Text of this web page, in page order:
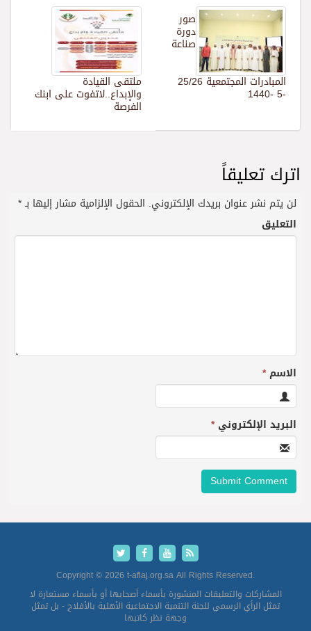
ملتقى القيادة
والإبداع..لاتفوت على ابنك
الفرصة
صور
دورة
صناعة
المبادرات المجتمعية 25/26
-5 -1440
اترك تعليقاً
لن يتم نشر عنوان بريدك الإلكتروني. الحقول الإلزامية مشار إليها بـ*
التعليق
الاسم*
البريد الإلكتروني*
Copyright © 2026 t-aflaj.org.sa All Rights Reserved.
المشاركات والتعليقات المنشورة بأسماء أصحابها أو بأسماء مستعارة لا
تمثل الرأي الرسمي للجنة التنمية الاجتماعية الأهلية بالأفلاج - بل تمثل
وجهة نظر كاتبها